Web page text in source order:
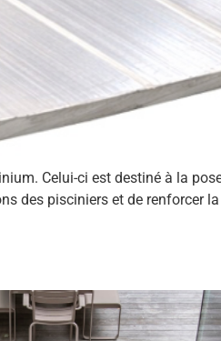
Celui-ci est destiné à la
des pisciniers et de renforcer